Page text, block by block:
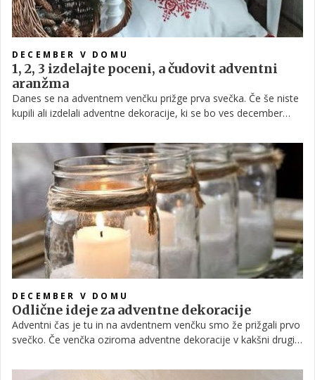
DECEMBER V DOMU
1, 2, 3 izdelajte poceni, a čudovit adventni
aranžma
Danes se na adventnem venčku prižge prva svečka. Če še niste
kupili ali izdelali adventne dekoracije, ki se bo ves december
izdelate zelo hitro.
DECEMBER V DOMU
Odlične ideje za adventne dekoracije
Adventni čas je tu in na avdentnem venčku smo že prižgali prvo
svečko. Če venčka oziroma adventne dekoracije v kakšni drugi